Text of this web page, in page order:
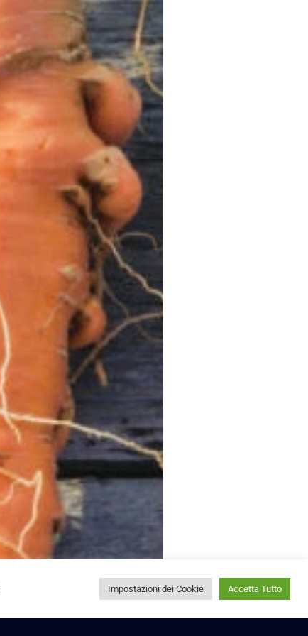
Impostazioni dei Cookie Accetta Tutto